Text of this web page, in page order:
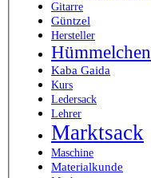
Gitarre
Güntzel
Hersteller
Hümmelchen
Kaba Gaida
Kurs
Ledersack
Lehrer
Marktsack
Maschine
Materialkunde